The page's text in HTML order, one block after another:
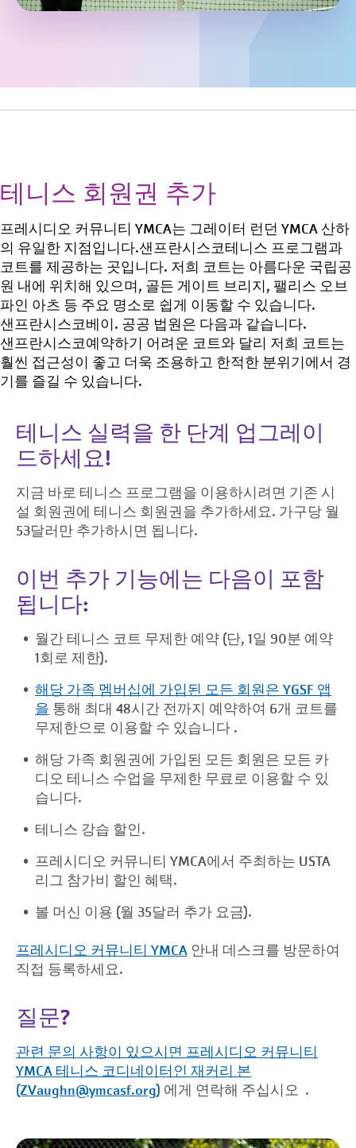
테니스 회원권 추가
프레시디오 커뮤니티 YMCA는 그레이터 런던 YMCA 산하
의 유일한 지점입니다.샌프란시스코테니스 프로그램과
코트를 제공하는 곳입니다. 저희 코트는 아름다운 국립공
원 내에 위치해 있으며, 골든 게이트 브리지, 팰리스 오브
파인 아츠 등 주요 명소로 쉽게 이동할 수 있습니다.
샌프란시스코베이. 공공 법원은 다음과 같습니다.
샌프란시스코예약하기 어려운 코트와 달리 저희 코트는
훨씬 접근성이 좋고 더욱 조용하고 한적한 분위기에서 경
기를 즐길 수 있습니다.
테니스 실력을 한 단계 업그레이
드하세요!
지금 바로 테니스 프로그램을 이용하시려면 기존 시
설 회원권에 테니스 회원권을 추가하세요. 가구당 월
53달러만 추가하시면 됩니다.
이번 추가 기능에는 다음이 포함
됩니다:
월간 테니스 코트 무제한 예약 (단, 1일 90분 예약
1회로 제한).
해당 가족 멤버십에 가입된 모든 회원은 YGSF 앱
을 ​​통해 최대 48시간 전까지 예약하여 6개 코트를
무제한으로 이용할 수 있습니다 .
해당 가족 회원권에 가입된 모든 회원은 모든 카
디오 테니스 수업을 무제한 무료로 이용할 수 있
습니다.
테니스 강습 할인.
프레시디오 커뮤니티 YMCA에서 주최하는 USTA
리그 참가비 할인 혜택.
볼 머신 이용 (월 35달러 추가 요금).
프레시디오 커뮤니티 YMCA 안내 데스크를 방문하여
직접 등록하세요.
질문?
관련 문의 사항이 있으시면 프레시디오 커뮤니티
YMCA 테니스 코디네이터인 재커리 본
(ZVaughn@ymcasf.org) 에게 연락해 주십시오 .